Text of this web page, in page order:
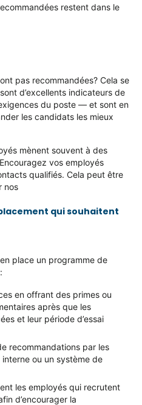
restent dans le
pas recommandées? Cela se
d’excellents indicateurs de
du poste — et sont en
les candidats les mieux
mènent souvent à des
vos employés
qualifiés. Cela peut être
nos
qui souhaitent
place un programme de
en offrant des primes ou
après que les
et leur période d’essai
recommandations par les
ou un système de
les employés qui recrutent
d’encourager la